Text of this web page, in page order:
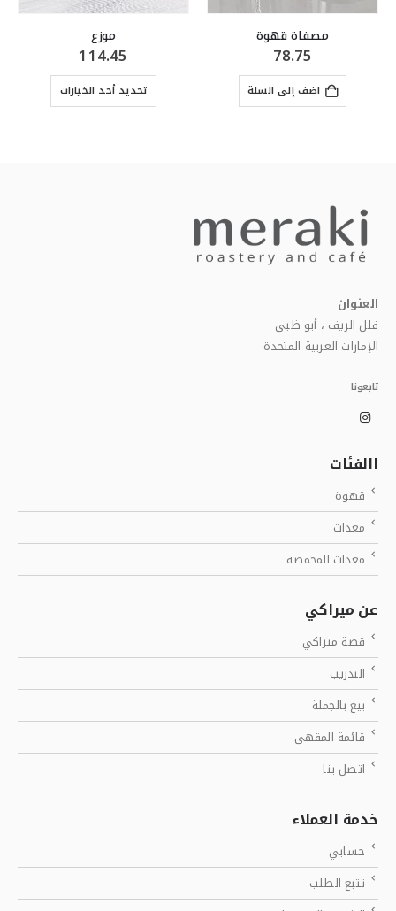
مصفاة قهوة
78.75
اضف إلى السلة
موزع
114.45
تحديد أحد الخيارات
هناك العديد من الأشكال المختلفة لهذا المنتج. يمكن اختيار الخيارات على صفحة المنتج
العنوان
فلل الريف ، أبو ظبي
الإمارات العربية المتحدة
تابعونا
االفئات
قهوة
معدات
معدات المحمصة
عن ميراكي
قصة ميراكي
التدريب
بيع بالجملة
قائمة المقهى
اتصل بنا
خدمة العملاء
حسابي
تتبع الطلب